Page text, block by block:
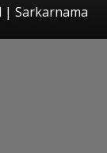
| Sarkarnama